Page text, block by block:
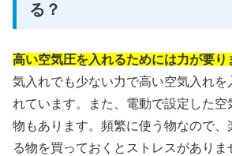
る？
高い空気圧を入れるためには力が要り
気入れでも少ない力で高い空気入れを
れています。また、電動で設定した空
物もあります。頻繁に使う物なので、
る物を買っておくとストレスがあり